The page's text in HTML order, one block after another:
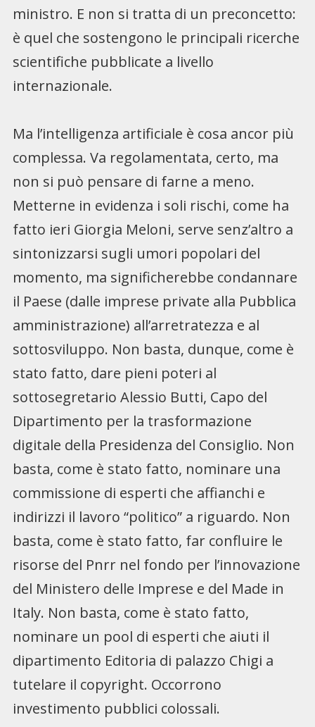
ministro. E non si tratta di un preconcetto:
è quel che sostengono le principali ricerche
scientifiche pubblicate a livello
internazionale.
Ma l’intelligenza artificiale è cosa ancor più
complessa. Va regolamentata, certo, ma
non si può pensare di farne a meno.
Metterne in evidenza i soli rischi, come ha
fatto ieri Giorgia Meloni, serve senz’altro a
sintonizzarsi sugli umori popolari del
momento, ma significherebbe condannare
il Paese (dalle imprese private alla Pubblica
amministrazione) all’arretratezza e al
sottosviluppo. Non basta, dunque, come è
stato fatto, dare pieni poteri al
sottosegretario Alessio Butti, Capo del
Dipartimento per la trasformazione
digitale della Presidenza del Consiglio. Non
basta, come è stato fatto, nominare una
commissione di esperti che affianchi e
indirizzi il lavoro “politico” a riguardo. Non
basta, come è stato fatto, far confluire le
risorse del Pnrr nel fondo per l’innovazione
del Ministero delle Imprese e del Made in
Italy. Non basta, come è stato fatto,
nominare un pool di esperti che aiuti il
dipartimento Editoria di palazzo Chigi a
tutelare il copyright. Occorrono
investimento pubblici colossali.